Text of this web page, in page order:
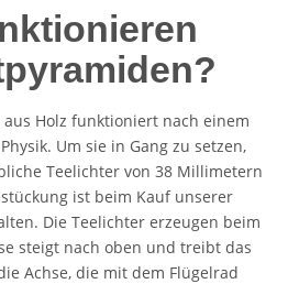
Holz funktioniert nach einem
Um sie in Gang zu setzen,
Teelichter von 38 Millimetern
ist beim Kauf unserer
Die Teelichter erzeugen beim
steigt nach oben und treibt das
Achse, die mit dem Flügelrad